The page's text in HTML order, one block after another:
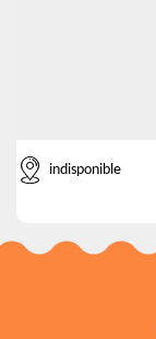
indisponible